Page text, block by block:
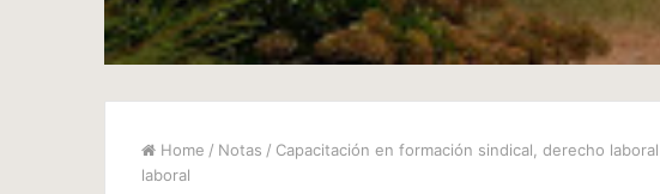
Home / Notas / Capacitación en formación sindical, derecho
laboral